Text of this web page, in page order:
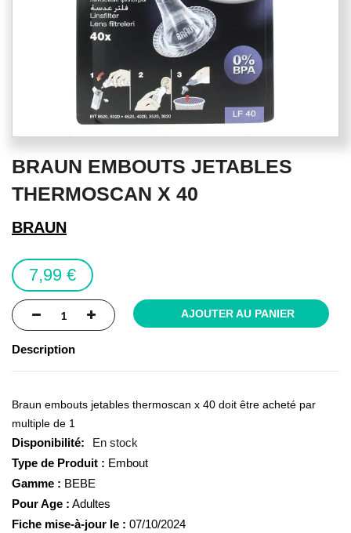
to
beginning
of
images
gallery
BRAUN EMBOUTS JETABLES
THERMOSCAN X 40
BRAUN
7,99 €
AJOUTER AU PANIER
Description
Braun embouts jetables thermoscan x 40 doit être acheté par
multiple de 1
En stock
Type de Produit : Embout
Gamme : BEBE
Pour Age : Adultes
Fiche mise-à-jour le : 07/10/2024